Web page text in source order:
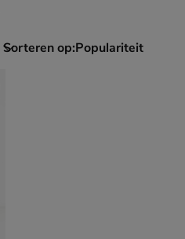
Sorteren op: